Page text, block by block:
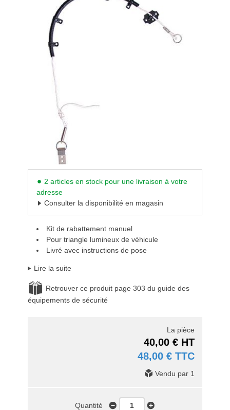
2 articles en stock pour une livraison à votre
adresse
Consulter la disponibilité en magasin
Kit de rabattement manuel
Pour triangle lumineux de véhicule
Livré avec instructions de pose
Lire la suite
Retrouver ce produit page 303 du guide des
équipements de sécurité
La pièce
40,00 € HT
48,00 € TTC
Vendu par 1
Quantité